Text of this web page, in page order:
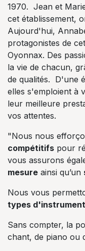
1970. Jean et
cet établissement,
Aujourd'hui,
protagonistes de
Oyonnax. Des
la vie de chacun,
de qualités. D'une
elles s'emploient à
leur meilleure
vos attentes.
"Nous nous
compétitifs pour
vous assurons
mesure ainsi qu’un
Nous vous
types
Sans compter, la
chant, de piano ou